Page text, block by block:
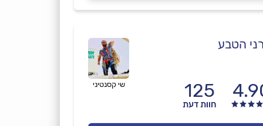
הטבע
125
חוות דעת
שי קסנטיני